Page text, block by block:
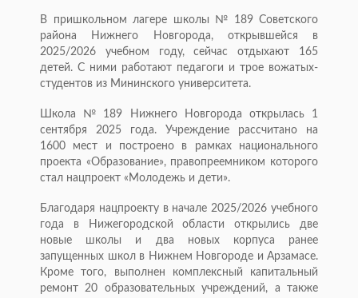
В пришкольном лагере школы № 189 Советского
района Нижнего Новгорода, открывшейся в
2025/2026 учебном году, сейчас отдыхают 165
детей. С ними работают педагоги и трое вожатых-
студентов из Мининского университета.
Школа № 189 Нижнего Новгорода открылась 1
сентября 2025 года. Учреждение рассчитано на
1600 мест и построено в рамках национального
проекта «Образование», правопреемником которого
стал нацпроект «Молодежь и дети».
Благодаря нацпроекту в начале 2025/2026 учебного
года в Нижегородской области открылись две
новые школы и два новых корпуса ранее
запущенных школ в Нижнем Новгороде и Арзамасе.
Кроме того, выполнен комплексный капитальный
ремонт 20 образовательных учреждений, а также